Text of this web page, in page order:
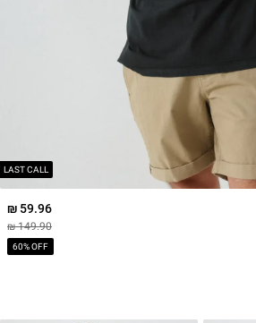
LAST CALL
59.96 ₪
149.90 ₪
60% OFF